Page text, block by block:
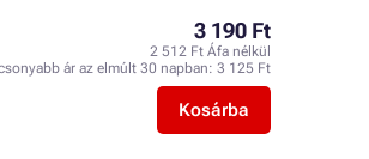
3 190 Ft
2 512 Ft Áfa nélkül
ár az elmúlt 30 napban: 3 125 Ft
Kosárba